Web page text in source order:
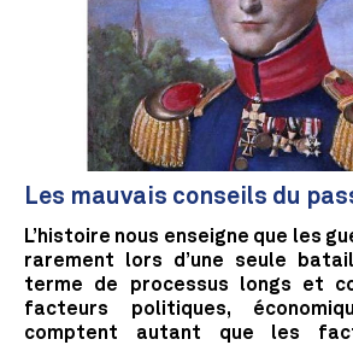
Les mauvais conseils du
L’histoire nous enseigne que les
rarement lors d’une seule
terme de processus longs et
facteurs politiques,
comptent autant que les